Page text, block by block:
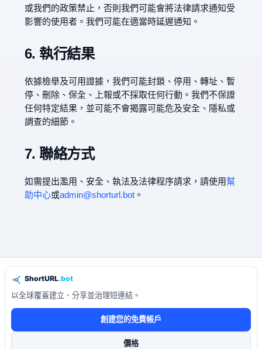
或我們的政策禁止，否則我們可能會將法律請求通知受
影響的使用者。我們可能在適當時延遲通知。
6. 執行結果
依據檢舉及可用證據，我們可能封鎖、停用、轉址、暫
停、刪除、保全、上報或不採取任何行動。我們不保證
任何特定結果，並可能不會揭露可能危及安全、隱私或
調查的細節。
7. 聯絡方式
如需提出濫用、安全、執法及法律程序請求，請使用幫
助中心或admin@shorturl.bot。
以全球覆蓋建立、分享並治理短連結。
創建您的免費帳戶
價格